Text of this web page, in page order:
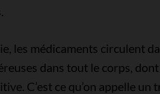
les médicaments circulent
dans tout le corps,
C’est ce qu’on appelle un